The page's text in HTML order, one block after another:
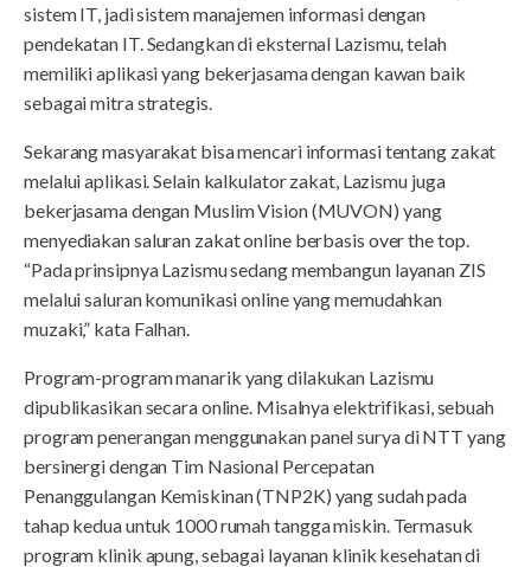
sistem IT, jadi sistem manajemen informasi dengan
pendekatan IT. Sedangkan di eksternal Lazismu, telah
memiliki aplikasi yang bekerjasama dengan kawan baik
sebagai mitra strategis.
Sekarang masyarakat bisa mencari informasi tentang zakat
melalui aplikasi. Selain kalkulator zakat, Lazismu juga
bekerjasama dengan Muslim Vision (MUVON) yang
menyediakan saluran zakat online berbasis over the top.
“Pada prinsipnya Lazismu sedang membangun layanan ZIS
melalui saluran komunikasi online yang memudahkan
muzaki,” kata Falhan.
Program-program manarik yang dilakukan Lazismu
dipublikasikan secara online. Misalnya elektrifikasi, sebuah
program penerangan menggunakan panel surya di NTT yang
bersinergi dengan Tim Nasional Percepatan
Penanggulangan Kemiskinan (TNP2K) yang sudah pada
tahap kedua untuk 1000 rumah tangga miskin. Termasuk
program klinik apung, sebagai layanan klinik kesehatan di